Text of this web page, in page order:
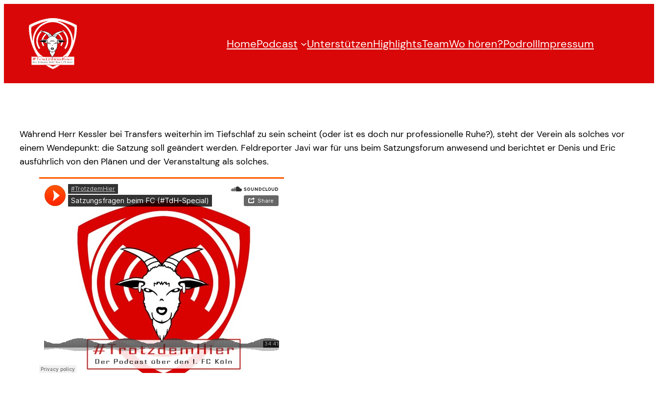
springen
HomePodcast UnterstützenHighlightsTeamWo hören?PodrollImpressum
Während Herr Kessler bei Transfers weiterhin im Tiefschlaf zu sein scheint (oder ist es doch nur professionelle Ruhe?), steht der Verein als solches vor
einem Wendepunkt: die Satzung soll geändert werden. Feldreporter Javi war für uns beim Satzungsforum anwesend und berichtet er Denis und Eric
ausführlich von den Plänen und der Veranstaltung als solches.